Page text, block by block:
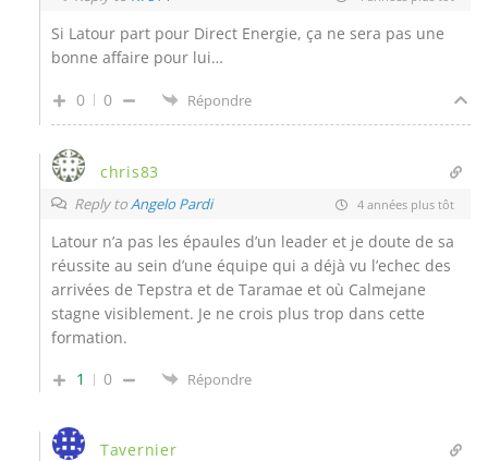
Si Latour part pour Direct Energie, ça ne sera pas une
bonne affaire pour lui…
0 0 Répondre
chris83
Reply toAngelo Pardi 4 années plus tôt
Latour n’a pas les épaules d’un leader et je doute de sa
réussite au sein d’une équipe qui a déjà vu l’echec des
arrivées de Tepstra et de Taramae et où Calmejane
stagne visiblement. Je ne crois plus trop dans cette
formation.
1
0 Répondre
Tavernier